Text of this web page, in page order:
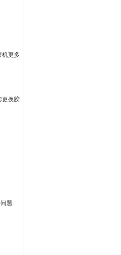
机更多
更换胶
题.